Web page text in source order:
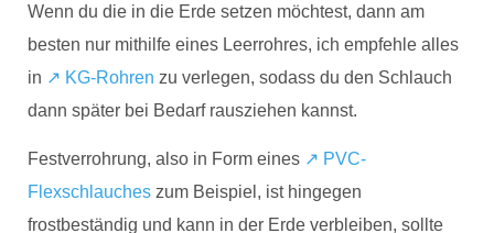
Wenn du die in die Erde setzen möchtest, dann am
besten nur mithilfe eines Leerrohres, ich empfehle alles
in ↗️ KG-Rohren zu verlegen, sodass du den Schlauch
dann später bei Bedarf rausziehen kannst.
Festverrohrung, also in Form eines ↗️ PVC-
Flexschlauches zum Beispiel, ist hingegen
frostbeständig und kann in der Erde verbleiben, sollte